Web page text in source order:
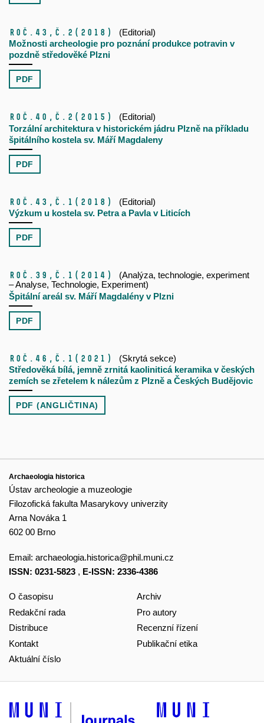
Roč.43, č.2 (2018)
(Editorial)
Možnosti archeologie pro poznání produkce potravin v
pozdně středověké Plzni
PDF
Roč.40, č.2 (2015)
(Editorial)
Torzální architektura v historickém jádru Plzně na příkladu
špitálního kostela sv. Máří Magdaleny
PDF
Roč.43, č.1 (2018)
(Editorial)
Výzkum u kostela sv. Petra a Pavla v Liticích
PDF
Roč.39, č.1 (2014)
(Analýza, technologie, experiment
– Analyse, Technologie, Experiment)
Špitální areál sv. Máří Magdalény v Plzni
PDF
Roč.46, č.1 (2021)
(Skrytá sekce)
Středověká bílá, jemně zrnitá kaoliniticá keramika v českých
zemích se zřetelem k nálezům z Plzně a Českých Budějovic
PDF (ANGLIČTINA)
Archaeologia historica
Ústav archeologie a muzeologie
Filozofická fakulta Masarykovy univerzity
Arna Nováka 1
602 00 Brno
Email: archaeologia.historica@phil.muni.cz
ISSN: 0231-5823 , E-ISSN: 2336-4386
O časopisu
Redakční rada
Distribuce
Kontakt
Aktuální číslo
Archiv
Pro autory
Recenzní řízení
Publikační etika